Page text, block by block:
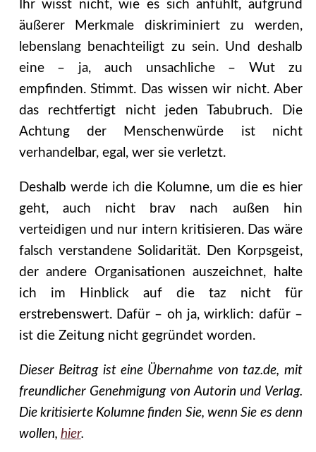
Ihr wisst nicht, wie es sich anfühlt, aufgrund
äußerer Merkmale diskriminiert zu werden,
lebenslang benachteiligt zu sein. Und deshalb
eine – ja, auch unsachliche – Wut zu
empfinden. Stimmt. Das wissen wir nicht. Aber
das rechtfertigt nicht jeden Tabubruch. Die
Achtung der Menschenwürde ist nicht
verhandelbar, egal, wer sie verletzt.
Deshalb werde ich die Kolumne, um die es hier
geht, auch nicht brav nach außen hin
verteidigen und nur intern kritisieren. Das wäre
falsch verstandene Solidarität. Den Korpsgeist,
der andere Organisationen auszeichnet, halte
ich im Hinblick auf die taz nicht für
erstrebenswert. Dafür – oh ja, wirklich: dafür –
ist die Zeitung nicht gegründet worden.
Dieser Beitrag ist eine Übernahme von taz.de, mit
freundlicher Genehmigung von Autorin und Verlag.
Die kritisierte Kolumne finden Sie, wenn Sie es denn
wollen, hier.